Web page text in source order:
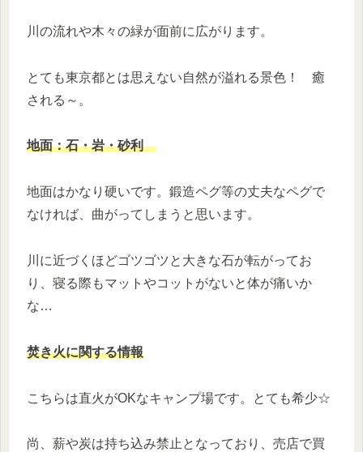
川の流れや木々の緑が面前に広がります。
とても東京都とは思えない自然が溢れる景色！ 癒
される～。
地面：石・岩・砂利
地面はかなり硬いです。鍛造ペグ等の丈夫なペグで
なければ、曲がってしまうと思います。
川に近づくほどゴツゴツと大きな石が転がってお
り、寝る際もマットやコットがないと体が痛いか
な…
焚き火に関する情報
こちらは直火がOKなキャンプ場です。とても希少☆
尚、薪や炭は持ち込み禁止となっており、売店で買